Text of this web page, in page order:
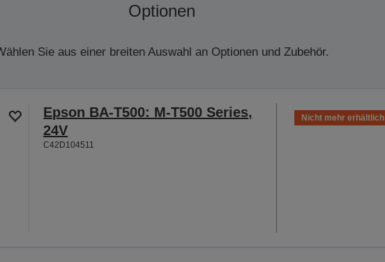
Optionen
Sie aus einer breiten Auswahl an Optionen und Zubehör.
Epson BA-T500: M-T500 Series,
24V
C42D104511
Nicht mehr erhältlich